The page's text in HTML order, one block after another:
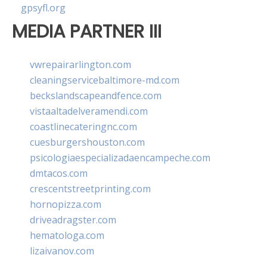
gpsyfl.org
MEDIA PARTNER III
vwrepairarlington.com
cleaningservicebaltimore-md.com
beckslandscapeandfence.com
vistaaltadelveramendi.com
coastlinecateringnc.com
cuesburgershouston.com
psicologiaespecializadaencampeche.com
dmtacos.com
crescentstreetprinting.com
hornopizza.com
driveadragster.com
hematologa.com
lizaivanov.com